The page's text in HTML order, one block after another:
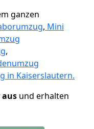
ganzen
, Mini
,
in Kaiserslautern.
aus und erhalten